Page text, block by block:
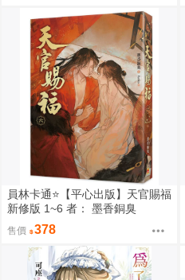
員林卡通⭐️【平心出版】天官賜福
新修版 1~6 者： 墨香銅臭
售價 378